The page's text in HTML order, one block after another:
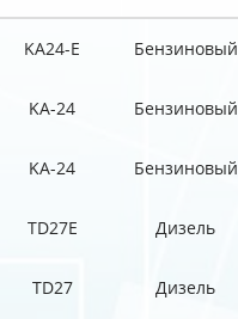
KA24-E Бензиновый
KA-24 Бензиновый
KA-24 Бензиновый
TD27E Дизель
TD27 Дизель